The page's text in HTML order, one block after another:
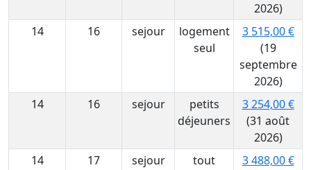
2026)
14
16 sejour
logement
seul
3 515,00 €
(19
septembre
2026)
14
16 sejour
petits
déjeuners
3 254,00 €
(31 août
2026)
14
17 sejour
tout
3 488,00 €